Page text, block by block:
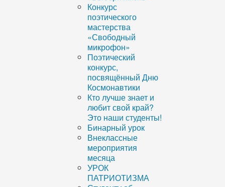
Конкурс
поэтического
мастерства
«Свободный
микрофон»
Поэтический
конкурс,
посвящённый Дню
Космонавтики
Кто лучше знает и
любит свой край?
Это наши студенты!
Бинарный урок
Внеклассные
мероприятия
месяца
УРОК
ПАТРИОТИЗМА